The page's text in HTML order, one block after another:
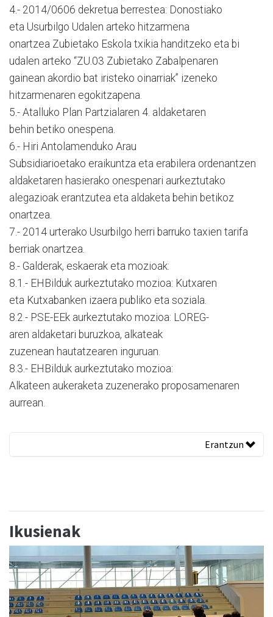
4.- 2014/0606 dekretua berrestea: Donostiako
eta Usurbilgo Udalen arteko hitzarmena
onartzea Zubietako Eskola txikia handitzeko eta bi
udalen arteko “ZU.03 Zubietako Zabalpenaren
gainean akordio bat iristeko oinarriak” izeneko
hitzarmenaren egokitzapena.
5.- Atalluko Plan Partzialaren 4. aldaketaren
behin betiko onespena.
6.- Hiri Antolamenduko Arau
Subsidiarioetako eraikuntza eta erabilera ordenantzen
aldaketaren hasierako onespenari aurkeztutako
alegazioak erantzutea eta aldaketa behin betikoz
onartzea.
7.- 2014 urterako Usurbilgo herri barruko taxien tarifa
berriak onartzea.
8.- Galderak, eskaerak eta mozioak:
8.1.- EHBilduk aurkeztutako mozioa: Kutxaren
eta Kutxabanken izaera publiko eta soziala.
8.2.- PSE-EEk aurkeztutako mozioa: LOREG-
aren aldaketari buruzkoa, alkateak
zuzenean hautatzearen inguruan.
8.3.- EHBilduk aurkeztutako mozioa:
Alkateen aukeraketa zuzenerako proposamenaren
aurrean.
Erantzun
Ikusienak